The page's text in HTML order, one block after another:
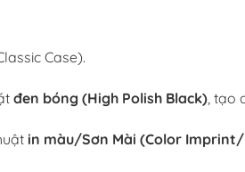
Case).
đen bóng (High Polish Black), tạo
in màu/Sơn Mài (Color